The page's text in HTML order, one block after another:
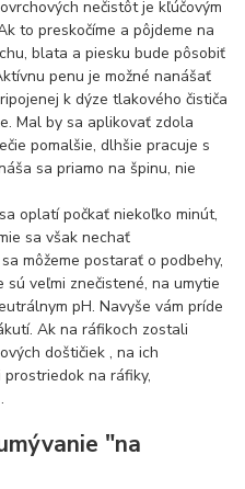
nečistôt je kľúčovým
to preskočíme a pôjdeme na
blata a piesku bude pôsobiť
penu je možné nanášať
k dýze tlakového čističa
Mal by sa aplikovať zdola
pomalšie, dlhšie pracuje s
sa priamo na špinu, nie
oplatí počkať niekoľko minút,
sa však nechať
môžeme postarať o podbehy,
veľmi znečistené, na umytie
pH. Navyše vám príde
Ak na ráfikoch zostali
doštičiek , na ich
na ráfiky,
"na